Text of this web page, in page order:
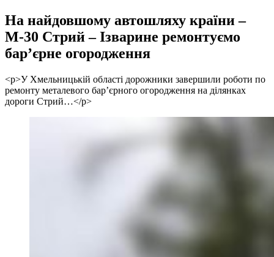
На найдовшому автошляху країни –
М-30 Стрий – Ізварине ремонтуємо
бар’єрне огородження
<p>У Хмельницькій області дорожники завершили роботи по
ремонту металевого бар’єрного огородження на ділянках
дороги Стрий…</p>